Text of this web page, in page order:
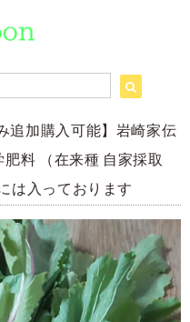
追加購入可能】岩崎家伝
料 （在来種 自家採取
は入っております